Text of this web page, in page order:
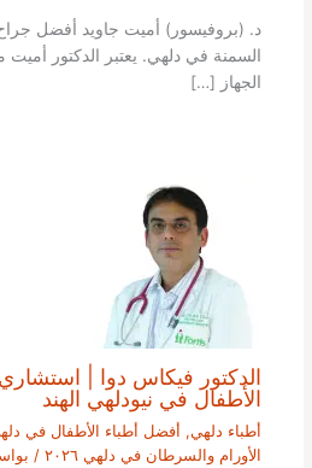
د. (بروفيسور) أميت جاويد أفضل
السمنة في دلهي. يعتبر الدكتور
الجهاز […]
الدكتور فيكاس دوا |
الأطفال في نيودلهي الهند
أطباء دلهي, أفضل أطباء الأطفال في دلهي
الأورام والسرطان في دلهي ٢٠٢٦
/